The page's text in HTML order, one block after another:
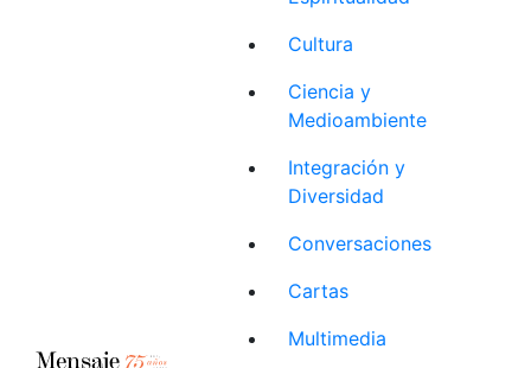
Cultura
Ciencia y
Medioambiente
Integración y
Diversidad
Conversaciones
Cartas
Multimedia